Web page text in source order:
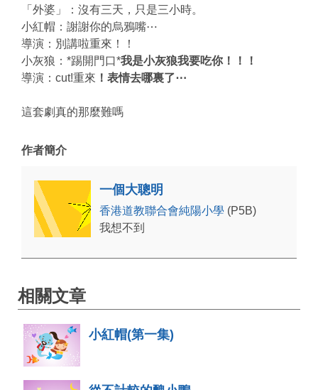
「外婆」：沒有三天，只是三小時。
小紅帽：謝謝你的烏鴉嘴⋯
導演：別講啦重來！！
小灰狼：*踢開門口*我是小灰狼我要吃你！！！
導演：cut!重來 ！表情去哪裏了⋯
這套劇真的那麼難嗎
作者簡介
一個大聰明
香港道教聯合會純陽小學 (P5B)
我想不到
相關文章
小紅帽(第一集)